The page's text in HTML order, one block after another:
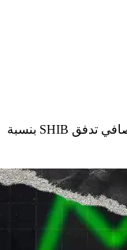
سعر شيبا إينو يشكل دعمًا جديدًا مع ارتفاع صافي تدفق SHIB بنسبة